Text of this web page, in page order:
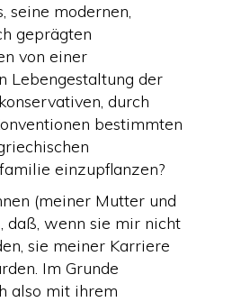
seine modernen,
geprägten
von einer
Lebengestaltung der
durch
bestimmten
einzupflanzen?
(meiner Mutter und
daß, wenn sie mir nicht
sie meiner Karriere
Im Grunde
also mit ihrem